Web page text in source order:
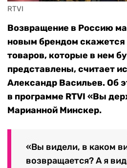
RTVI
Возвращение в Россию
новым брендом скажется
товаров, которые в нем
представлены, считает
Александр Васильев. Об
в программе RTVI «Вы
Марианной Минскер.
«Вы видели, в каком
возвращается? А я